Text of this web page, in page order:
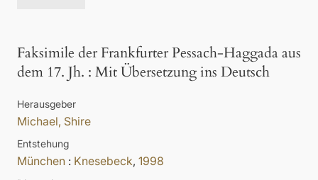
Faksimile der Frankfurter Pessach-Haggada aus
dem 17. Jh. : Mit Übersetzung ins Deutsch
Herausgeber
Michael, Shire
Entstehung
München : Knesebeck, 1998